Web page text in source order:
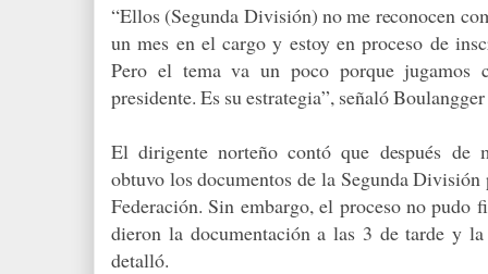
“Ellos (Segunda División) no me reconocen
un mes en el cargo y estoy en proceso de
Pero el tema va un poco porque jugamos
presidente. Es su estrategia”, señaló
El dirigente norteño contó que después de
obtuvo los documentos de la Segunda
Federación. Sin embargo, el proceso no pudo
dieron la documentación a las 3 de tarde y
detalló.